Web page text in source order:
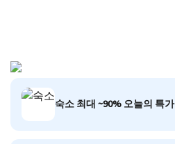
숙소 최대 ~90% 오늘의 특가